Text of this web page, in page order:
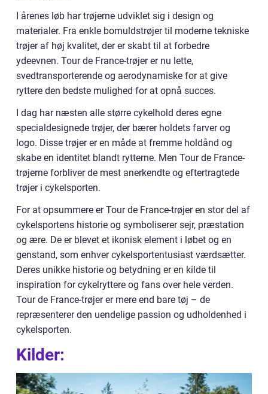
I årenes løb har trøjerne udviklet sig i design og
materialer. Fra enkle bomuldstrøjer til moderne tekniske
trøjer af høj kvalitet, der er skabt til at forbedre
ydeevnen. Tour de France-trøjer er nu lette,
svedtransporterende og aerodynamiske for at give
ryttere den bedste mulighed for at opnå succes.
I dag har næsten alle større cykelhold deres egne
specialdesignede trøjer, der bærer holdets farver og
logo. Disse trøjer er en måde at fremme holdånd og
skabe en identitet blandt rytterne. Men Tour de France-
trøjerne forbliver de mest anerkendte og eftertragtede
trøjer i cykelsporten.
For at opsummere er Tour de France-trøjer en stor del af
cykelsportens historie og symboliserer sejr, præstation
og ære. De er blevet et ikonisk element i løbet og en
genstand, som enhver cykelsportentusiast værdsætter.
Deres unikke historie og betydning er en kilde til
inspiration for cykelryttere og fans over hele verden.
Tour de France-trøjer er mere end bare tøj – de
repræsenterer den uendelige passion og udholdenhed i
cykelsporten.
Kilder: